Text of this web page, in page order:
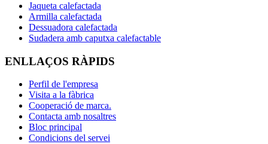
Jaqueta calefactada
Armilla calefactada
Dessuadora calefactada
Sudadera amb caputxa calefactable
ENLLAÇOS RÀPIDS
Perfil de l'empresa
Visita a la fàbrica
Cooperació de marca.
Contacta amb nosaltres
Bloc principal
Condicions del servei